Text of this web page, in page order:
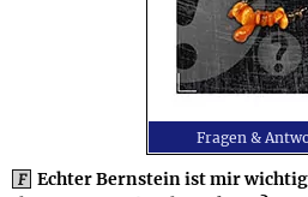
Fragen &
F
Echter Bernstein ist mir